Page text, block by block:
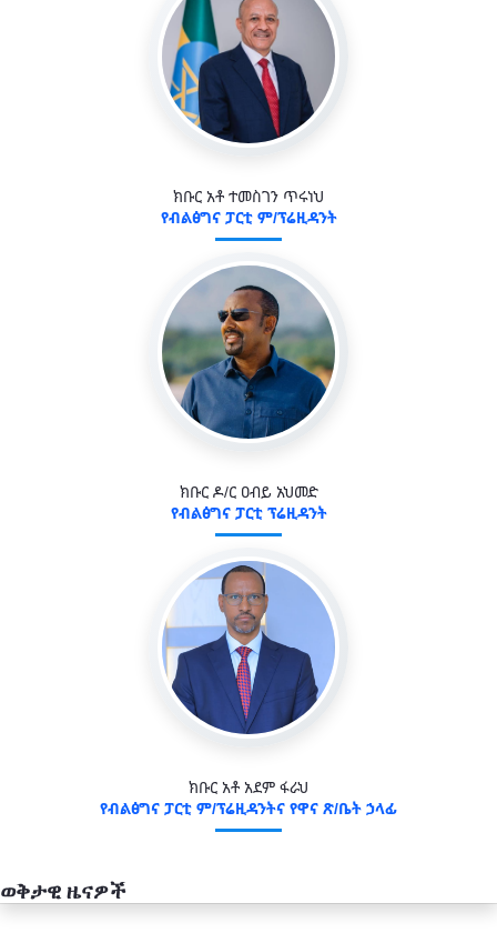
ክቡር አቶ ተመስገን ጥሩነህ
የብልፅግና ፓርቲ ም/ፕሬዚዳንት
ክቡር ዶ/ር ዐብይ አህመድ
የብልፅግና ፓርቲ ፕሬዚዳንት
ክቡር አቶ አደም ፋራህ
የብልፅግና ፓርቲ ም/ፕሬዚዳንትና የዋና ጽ/ቤት ኃላፊ
ወቅታዊ ዜናዎች